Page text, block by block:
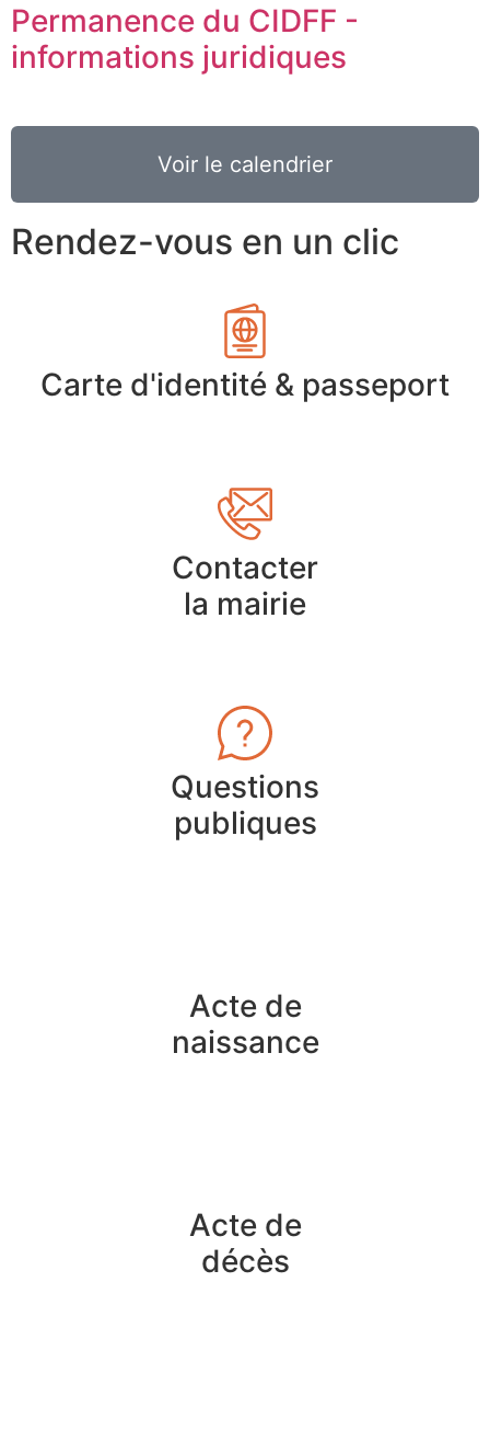
Permanence du CIDFF -
informations juridiques
Voir le calendrier
Rendez-vous en un clic
Carte d'identité & passeport
Contacter
la mairie
Questions
publiques
Acte de
naissance
Acte de
décès